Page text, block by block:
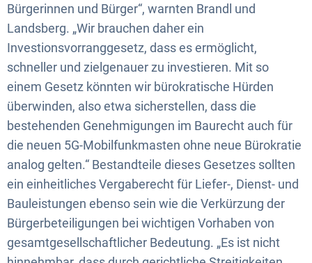
Bürgerinnen und Bürger“, warnten Brandl und
Landsberg. „Wir brauchen daher ein
Investionsvorranggesetz, dass es ermöglicht,
schneller und zielgenauer zu investieren. Mit so
einem Gesetz könnten wir bürokratische Hürden
überwinden, also etwa sicherstellen, dass die
bestehenden Genehmigungen im Baurecht auch für
die neuen 5G-Mobilfunkmasten ohne neue Bürokratie
analog gelten.“ Bestandteile dieses Gesetzes sollten
ein einheitliches Vergaberecht für Liefer-, Dienst- und
Bauleistungen ebenso sein wie die Verkürzung der
Bürgerbeteiligungen bei wichtigen Vorhaben von
gesamtgesellschaftlicher Bedeutung. „Es ist nicht